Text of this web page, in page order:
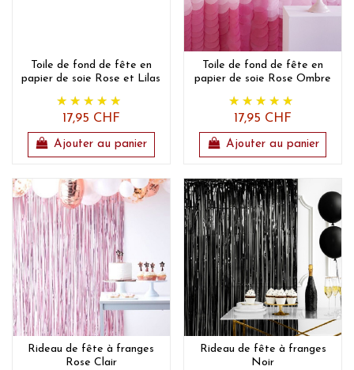
Toile de fond de fête en
papier de soie Rose et Lilas
17,95 CHF
Ajouter au panier
Toile de fond de fête en
papier de soie Rose Ombre
17,95 CHF
Ajouter au panier
Rideau de fête à franges
Rose Clair
Rideau de fête à franges
Noir